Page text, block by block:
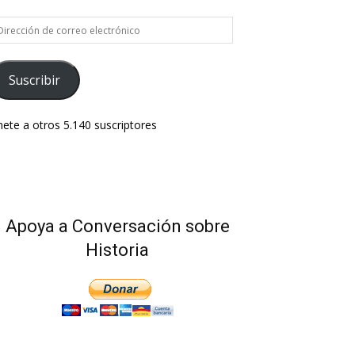
Suscribir
a otros 5.140 suscriptores
Apoya a Conversación sobre
Historia